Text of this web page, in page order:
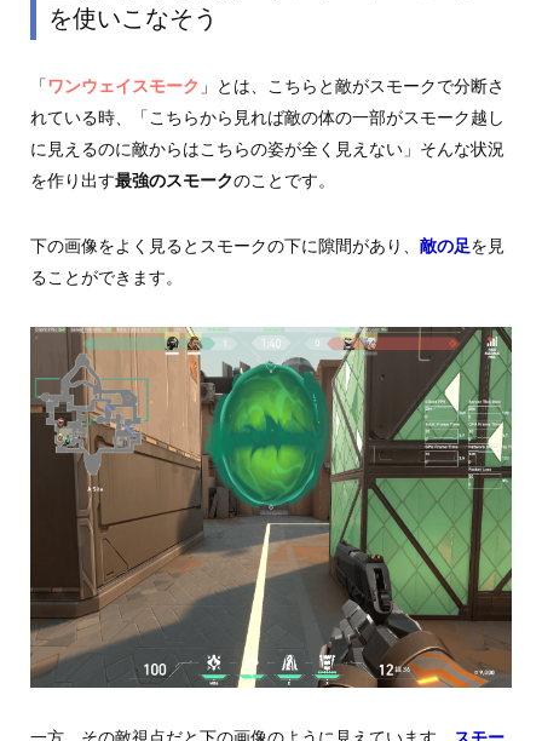
を使いこなそう
「 ワンウェイスモーク 」とは、こちらと敵がスモークで分断さ
れている時、「こちらから見れば敵の体の一部がスモーク越し
に見えるのに敵からはこちらの姿が全く見えない」そんな状況
を作り出す最強のスモークのことです。
下の画像をよく見るとスモークの下に隙間があり、 敵の足を見
ることができます。